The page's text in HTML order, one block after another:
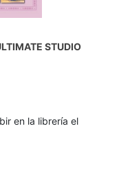
STUDIO
en la librería el